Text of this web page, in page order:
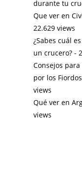
durante tu
Que ver en
22.629 views
¿Sabes cuál
un crucero?-
Consejos
por los
views
Qué ver en
views